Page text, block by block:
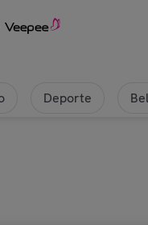
Deporte